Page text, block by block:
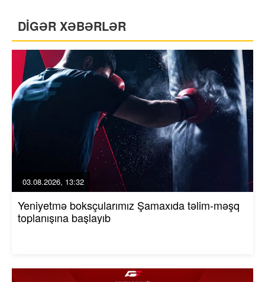
DİGƏR XƏBƏRLƏR
03.08.2026, 13:32
Yeniyetmə boksçularımız Şamaxıda təlim-məşq
toplanışına başlayıb